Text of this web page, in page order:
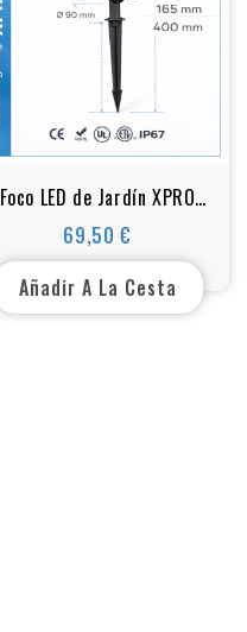
Foco LED de Jardín XPRO
con Piqueta 20W – AC 85-
265V – IP65 – Carcasa de
Aluminio Fundido
69,50 €
Precio
Añadir A La Cesta